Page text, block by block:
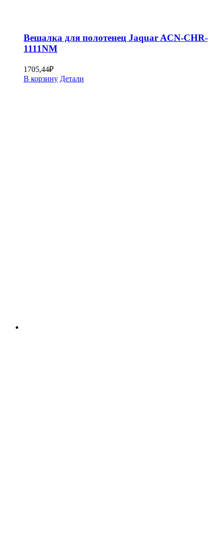
Вешалка для полотенец Jaquar ACN-CHR-
1111NM
1705,44₽
В корзину Детали